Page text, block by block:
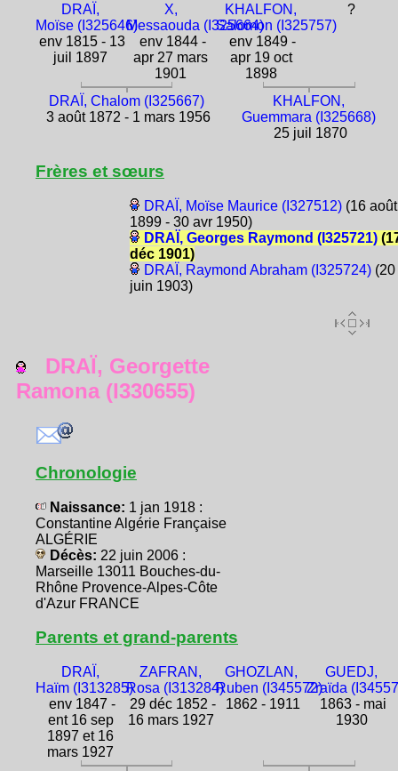
DRAÏ,
Moïse (I325646)
env 1815 - 13
juil 1897
X,
Messaouda (I325664)
env 1844 -
apr 27 mars
1901
KHALFON,
Salomon (I325757)
env 1849 -
apr 19 oct
1898
?
DRAÏ, Chalom (I325667)
3 août 1872 - 1 mars 1956
KHALFON,
Guemmara (I325668)
25 juil 1870
Frères et sœurs
DRAÏ, Moïse Maurice (I327512)(16 août
1899 - 30 avr 1950)
DRAÏ, Georges Raymond (I325721)
déc 1901)
DRAÏ, Raymond Abraham (I325724)(20
juin 1903)
DRAÏ, Georgette
Ramona (I330655)
Chronologie
Naissance: 1 jan 1918 :
Constantine Algérie Française
ALGÉRIE
Décès: 22 juin 2006 :
Marseille 13011 Bouches-du-
Rhône Provence-Alpes-Côte
d'Azur FRANCE
Parents et grand-parents
DRAÏ,
Haïm (I313285)
env 1847 -
ent 16 sep
1897 et 16
mars 1927
ZAFRAN,
Rosa (I313284)
29 déc 1852 -
16 mars 1927
GHOZLAN,
Ruben (I345572)
1862 - 1911
GUEDJ,
Zraïda
1863 - mai
1930